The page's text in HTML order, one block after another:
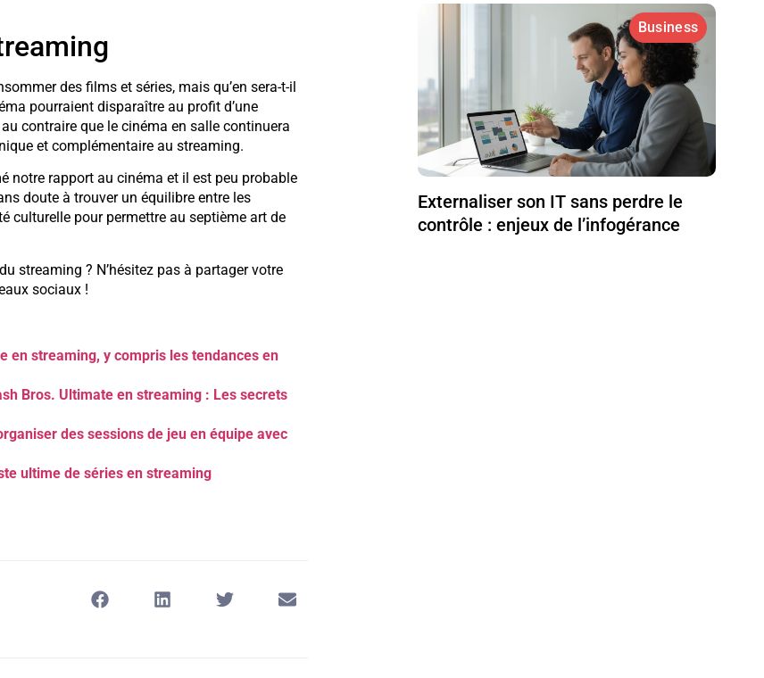
des films et séries, mais qu’en sera-t-il
pourraient disparaître au profit d’une
contraire que le cinéma en salle continuera
et complémentaire au streaming.
notre rapport au cinéma et il est peu probable
doute à trouver un équilibre entre les
culturelle pour permettre au septième art de
streaming ? N’hésitez pas à partager votre
sociaux !
en streaming, y compris les tendances en
Bros. Ultimate en streaming : Les secrets
des sessions de jeu en équipe avec
ultime de séries en streaming
Business
Externaliser son IT sans perdre le
contrôle : enjeux de l’infogérance